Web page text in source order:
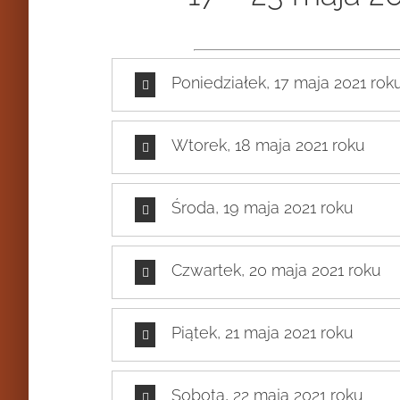
Poniedziałek, 17 maja 2021
Wtorek, 18 maja 2021 roku
Środa, 19 maja 2021 roku
Czwartek, 20 maja 2021 roku
Piątek, 21 maja 2021 roku
Sobota, 22 maja 2021 roku